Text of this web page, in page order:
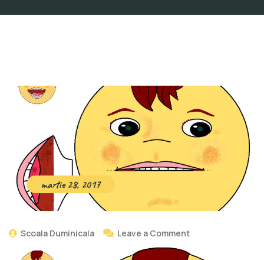
martie 28, 2017
Scoala Duminicala Leave a Comment